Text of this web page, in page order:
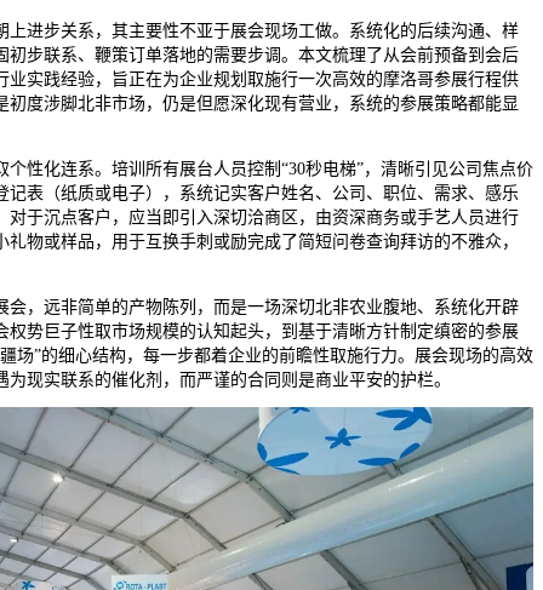
步关系，其主要性不亚于展会现场工做。系统化的后续沟通、样
初步联系、鞭策订单落地的需要步调。本文梳理了从会前预备到会后
业实践经验，旨正在为企业规划取施行一次高效的摩洛哥参展行程供
初度涉脚北非市场，仍是但愿深化现有营业，系统的参展策略都能显
化连系。培训所有展台人员控制“30秒电梯”，清晰引见公司焦点价
记表（纸质或电子），系统记实客户姓名、公司、职位、需求、感乐
对于沉点客户，应当即引入深切洽商区，由资深商务或手艺人员进行
物或样品，用于互换手刺或励完成了简短问卷查询拜访的不雅众，
远非简单的产物陈列，而是一场深切北非农业腹地、系统化开辟
权势巨子性取市场规模的认知起头，到基于清晰方针制定缜密的参展
场”的细心结构，每一步都着企业的前瞻性取施行力。展会现场的高效
现实联系的催化剂，而严谨的合同则是商业平安的护栏。